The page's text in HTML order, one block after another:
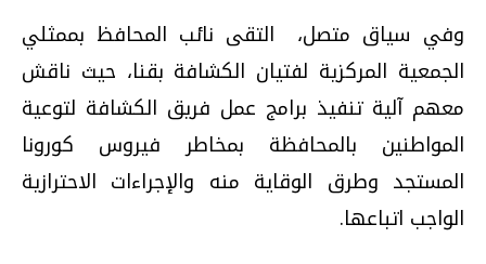
وفي سياق متصل، التقى نائب المحافظ بممثلي
الجمعية المركزية لفتيان الكشافة بقنا، حيث ناقش
معهم آلية تنفيذ برامج عمل فريق الكشافة لتوعية
المواطنين بالمحافظة بمخاطر فيروس كورونا
المستجد وطرق الوقاية منه والإجراءات الاحترازية
الواجب اتباعها.